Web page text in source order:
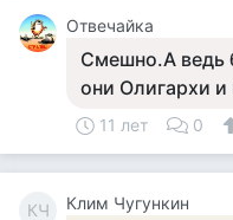
Отвечайка
Смешно.А ведь
они Олигархи
11 лет 0
КЧ Клим Чугункин